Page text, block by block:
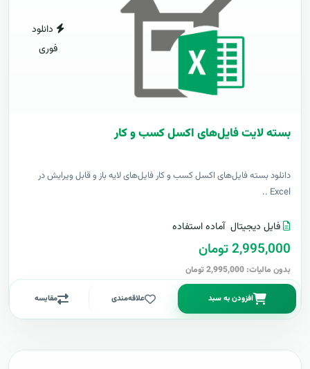
دانلود
فوری
بسته لایت فایل‌های اکسل کسب و کار
دانلود بسته فایل‌های اکسل کسب و کار فایل‌های لایه باز و قابل ویرایش در
Excel ..
فایل دیجیتال آماده استفاده
2,995,000 تومان
بدون مالیات: 2,995,000 تومان
افزودن به سبد علاقه‌مندی مقایسه